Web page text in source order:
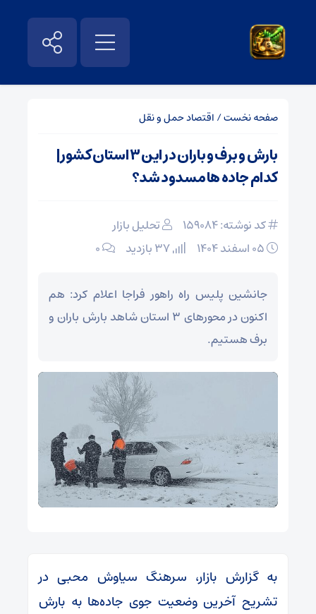
صفحه نخست/ اقتصاد حمل و نقل
بارش و برف و باران در این ۳ استان کشور|
کدام جاده ها مسدود شد؟
کد نوشته: 159084
تحلیل بازار
۰
جانشین پلیس راه راهور فراجا اعلام کرد: هم
اکنون در محورهای ۳ استان شاهد بارش باران و
برف هستیم.
به گزارش بازار، سرهنگ سیاوش محبی در
تشریح آخرین وضعیت جوی جاده‌ها به بارش